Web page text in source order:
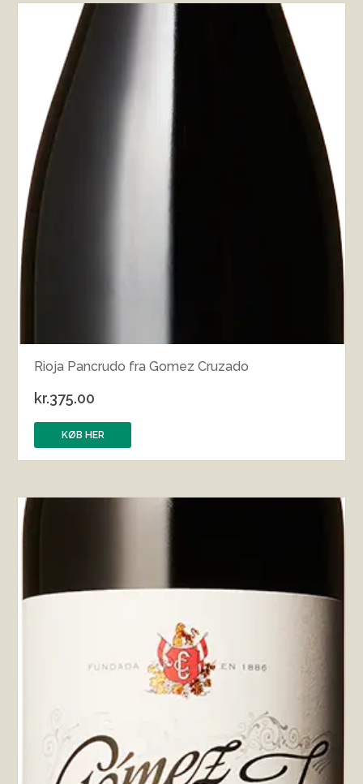
Rioja Pancrudo fra Gomez Cruzado
kr.375.00
KØB HER